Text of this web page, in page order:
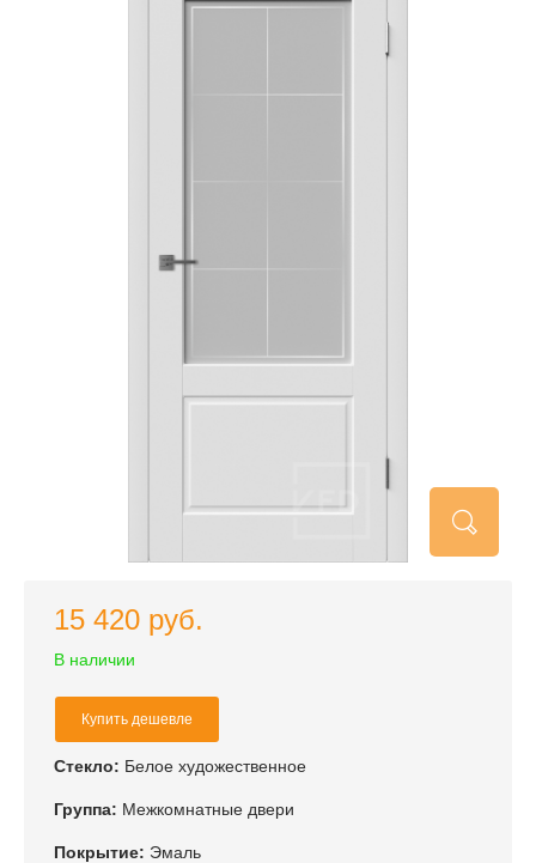
15 420 руб.
В наличии
Купить дешевле
Стекло: Белое художественное
Группа: Межкомнатные двери
Покрытие: Эмаль